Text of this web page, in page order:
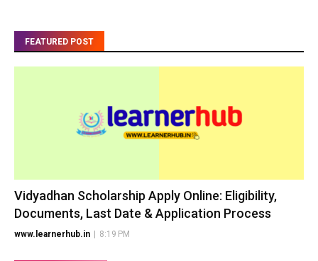
FEATURED POST
Vidyadhan Scholarship Apply Online: Eligibility,
Documents, Last Date & Application Process
www.learnerhub.in 8:19 PM